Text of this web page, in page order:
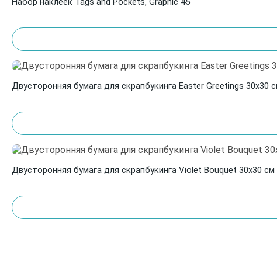
Двусторонняя бумага для скрапбукинга Easter Greetings 30х30
Двусторонняя бумага для скрапбукинга Violet Bouquet 30х30